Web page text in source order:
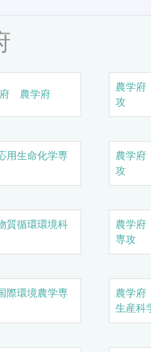
農学府
農学
攻
生命化学専
農学
攻
循環環境科
農学
専攻
環境農学専
農学
生産科